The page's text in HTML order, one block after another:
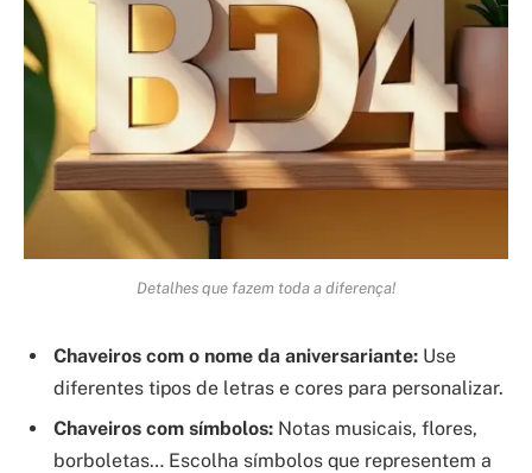
Detalhes que fazem toda a diferença!
Chaveiros com o nome da aniversariante: Use
diferentes tipos de letras e cores para personalizar.
Chaveiros com símbolos: Notas musicais, flores,
borboletas… Escolha símbolos que representem a